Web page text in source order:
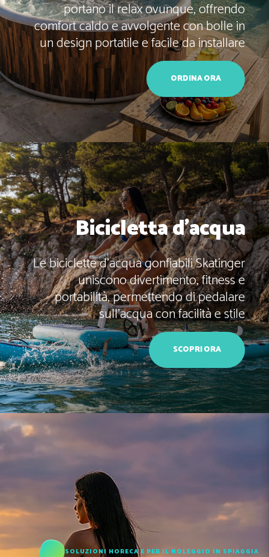
portano il relax ovunque, offrendo
comfort caldo e avvolgente con bolle in
un design portatile e facile da installare
ORDINA ORA
Bicicletta d’acqua
Le biciclette d’acqua gonfiabili Skatinger
uniscono divertimento, fitness e
portabilità, permettendo di pedalare
sull’acqua con facilità e stile
SCOPRI ORA
SOLUZIONI HORECA E PER IL NOLEGGIO IN SPIAGGIA